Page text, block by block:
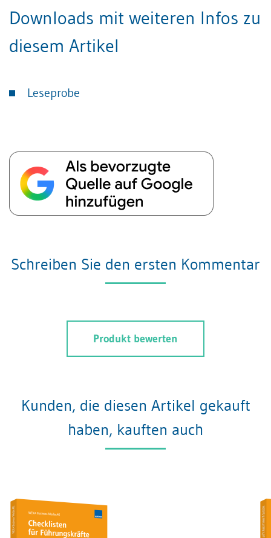
Downloads mit weiteren Infos zu
diesem Artikel
Leseprobe
Schreiben Sie den ersten Kommentar
Produkt bewerten
Kunden, die diesen Artikel gekauft
haben, kauften auch